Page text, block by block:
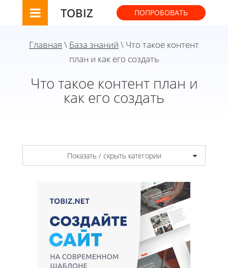
TOBIZ ПОПРОБОВАТЬ
Главная \ База знаний \ Что такое контент
план и как его создать
Что такое контент план и
как его создать
Показать / скрыть категории